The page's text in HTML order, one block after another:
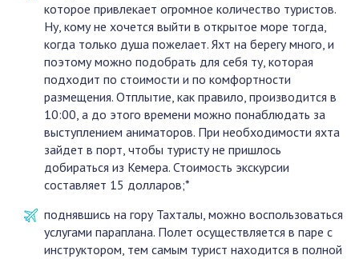
которое привлекает огромное количество туристов.
Ну, кому не хочется выйти в открытое море тогда,
когда только душа пожелает. Яхт на берегу много, и
поэтому можно подобрать для себя ту, которая
подходит по стоимости и по комфортности
размещения. Отплытие, как правило, производится в
10:00, а до этого времени можно понаблюдать за
выступлением аниматоров. При необходимости яхта
зайдет в порт, чтобы туристу не пришлось
добираться из Кемера. Стоимость экскурсии
составляет 15 долларов;*
поднявшись на гору Тахталы, можно воспользоваться
услугами параплана. Полет осуществляется в паре с
инструктором, тем самым турист находится в полной